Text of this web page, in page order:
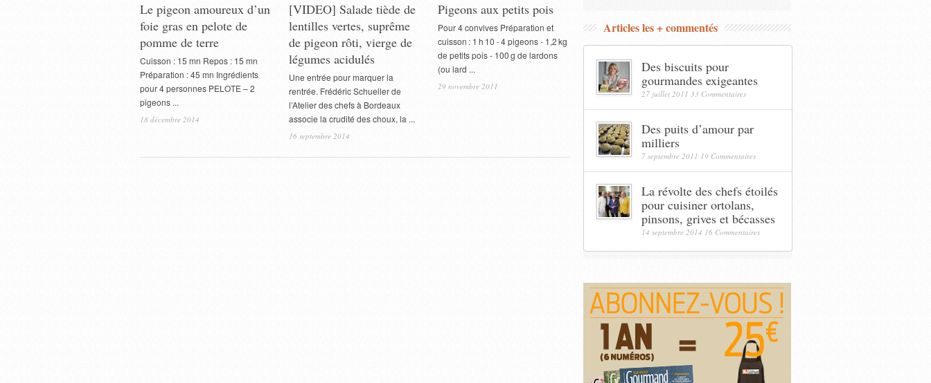
Le pigeon amoureux d’un
foie gras en pelote de
pomme de terre
Cuisson : 15 mn Repos : 15 mn
Préparation : 45 mn Ingrédients
pour 4 personnes PELOTE – 2
pigeons ...
18 décembre 2014
[VIDEO] Salade tiède de
lentilles vertes, suprême
de pigeon rôti, vierge de
légumes acidulés
Une entrée pour marquer la
rentrée. Frédéric Schueller de
l’Atelier des chefs à Bordeaux
associe la crudité des choux, la ...
16 septembre 2014
Pigeons aux petits pois
Pour 4 convives Préparation et
cuisson : 1 h 10 - 4 pigeons - 1,2 kg
de petits pois - 100 g de lardons
(ou lard ...
29 novembre 2011
Articles les + commentés
Des biscuits pour
gourmandes exigeantes
27 juillet 2011 33 Commentaires
Des puits d’amour par
milliers
7 septembre 2011 19 Commentaires
La révolte des chefs étoilés
pour cuisiner ortolans,
pinsons, grives et bécasses
14 septembre 2014 16 Commentaires